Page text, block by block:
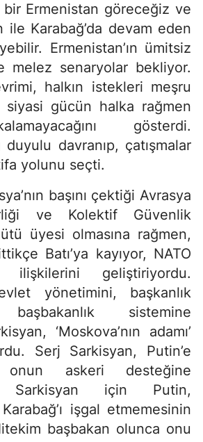
bir Ermenistan göreceğiz ve
ile Karabağ’da devam eden
Ermenistan’ın ümitsiz
melez senaryolar bekliyor.
halkın istekleri meşru
siyasi gücün halka rağmen
gösterdi.
davranıp, çatışmalar
yolunu seçti.
başını çektiği Avrasya
ve Kolektif Güvenlik
üyesi olmasına rağmen,
Batı’ya kayıyor, NATO
geliştiriyordu.
yönetimini, başkanlık
başbakanlık sistemine
‘Moskova’nın adamı’
Serj Sarkisyan, Putin’e
onun askeri desteğine
Sarkisyan için Putin,
işgal etmemesinin
başbakan olunca onu